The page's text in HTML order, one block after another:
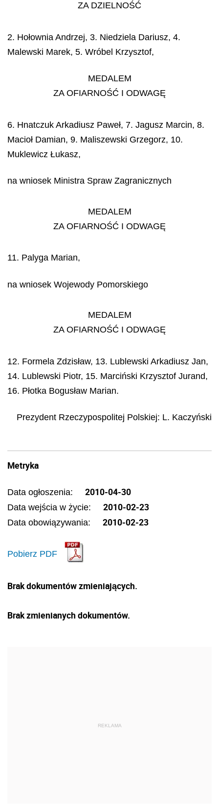
ZA DZIELNOŚĆ
2. Hołownia Andrzej, 3. Niedziela Dariusz, 4.
Malewski Marek, 5. Wróbel Krzysztof,
MEDALEM
ZA OFIARNOŚĆ I ODWAGĘ
6. Hnatczuk Arkadiusz Paweł, 7. Jagusz Marcin, 8.
Macioł Damian, 9. Maliszewski Grzegorz, 10.
Muklewicz Łukasz,
na wniosek Ministra Spraw Zagranicznych
MEDALEM
ZA OFIARNOŚĆ I ODWAGĘ
11. Palyga Marian,
na wniosek Wojewody Pomorskiego
MEDALEM
ZA OFIARNOŚĆ I ODWAGĘ
12. Formela Zdzisław, 13. Lublewski Arkadiusz Jan,
14. Lublewski Piotr, 15. Marciński Krzysztof Jurand,
16. Płotka Bogusław Marian.
Prezydent Rzeczypospolitej Polskiej: L. Kaczyński
Metryka
Data ogłoszenia: 2010-04-30
Data wejścia w życie: 2010-02-23
Data obowiązywania: 2010-02-23
Pobierz PDF
Brak dokumentów zmieniających.
Brak zmienianych dokumentów.